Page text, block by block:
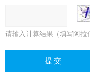
请输入计算结果（填写阿拉